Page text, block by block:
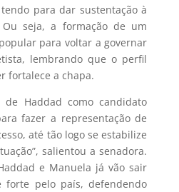
para dar sustentação à
seja, a formação de um
para voltar a governar
lembrando que o perfil
fortalece a chapa.
Haddad como candidato
fazer a representação de
até tão logo se estabilize
salientou a senadora.
e Manuela já vão sair
forte pelo país, defendendo